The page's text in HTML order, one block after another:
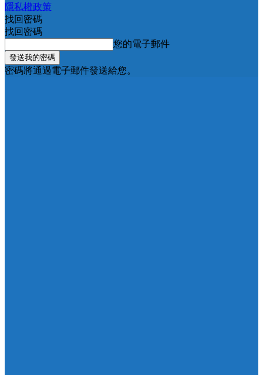
隱私權政策
找回密碼
找回密碼
您的電子郵件
密碼將通過電子郵件發送給您。